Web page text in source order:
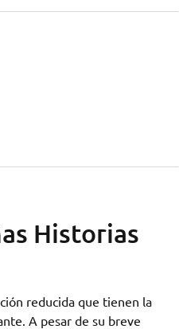
Historias
reducida que tienen la
A pesar de su breve